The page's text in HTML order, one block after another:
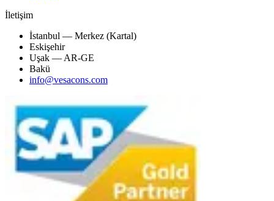
İletişim
İstanbul — Merkez (Kartal)
Eskişehir
Uşak — AR-GE
Bakü
info@vesacons.com